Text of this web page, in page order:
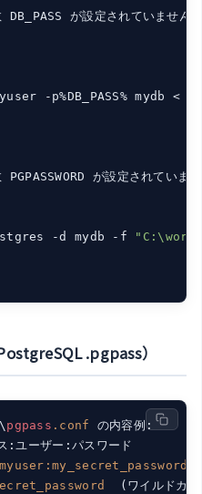
が設定されていません
-p%DB_PASS% mydb <
が設定されていま
-d mydb -f
.pgpass）
\ pgpass .conf
の内容例:
ユーザー:パスワード
:my_secret_password
(ワイルドカ